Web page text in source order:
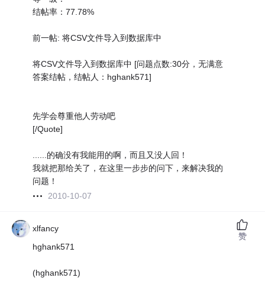
结帖率：77.78%
前一帖: 将CSV文件导入到数据库中
将CSV文件导入到数据库中 [问题点数:30分，无满意
答案结帖，结帖人：hghank571]
先学会尊重他人劳动吧
[/Quote]
......的确没有我能用的啊，而且又没人回！
我就把那给关了，在这里一步步的问下，来解决我的
问题！
2010-10-07
xlfancy
hghank571
(hghank571)
赞